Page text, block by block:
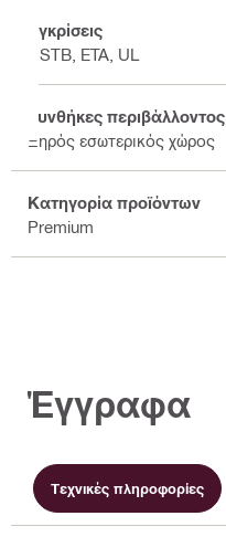
Εγκρίσεις
CSTB, ETA, UL
Συνθήκες περιβάλλοντος
Ξηρός εσωτερικός χώρος
Κατηγορία προϊόντων
Premium
Έγγραφα
Τεχνικές πληροφορίες